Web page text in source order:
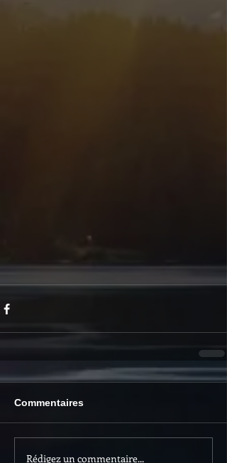
Commentaires
Rédigez un commentaire...